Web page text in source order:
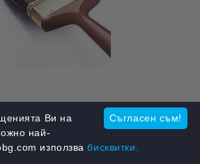
Съгласен съм!
Ви на
най-
използвабисквитки.